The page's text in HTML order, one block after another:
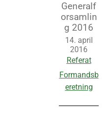
Generalf
orsamlin
g 2016
14. april
2016
Referat
Formandsb
eretning